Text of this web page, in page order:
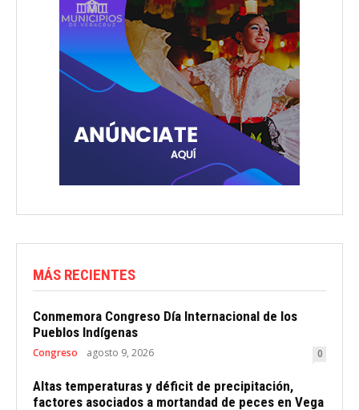
MÁS RECIENTES
Conmemora Congreso Día Internacional de los
Pueblos Indígenas
Congreso agosto 9, 2026 0
Altas temperaturas y déficit de precipitación,
factores asociados a mortandad de peces en Vega